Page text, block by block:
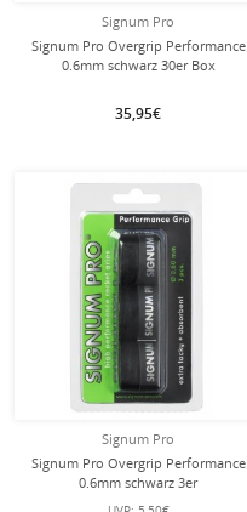
Signum Pro
Signum Pro Overgrip Performance
0.6mm schwarz 30er Box
35,95€
Signum Pro
Signum Pro Overgrip Performance
0.6mm schwarz 3er